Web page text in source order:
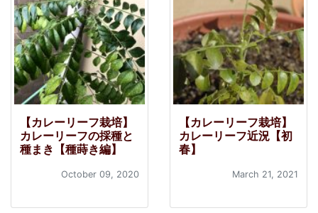
【カレーリーフ栽培】
カレーリーフの採種と
種まき【種蒔き編】
October 09, 2020
【カレーリーフ栽培】
カレーリーフ近況【初
春】
March 21, 2021